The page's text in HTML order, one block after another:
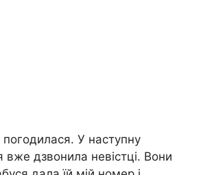
У наступну
вже дзвонила невістці. Вони